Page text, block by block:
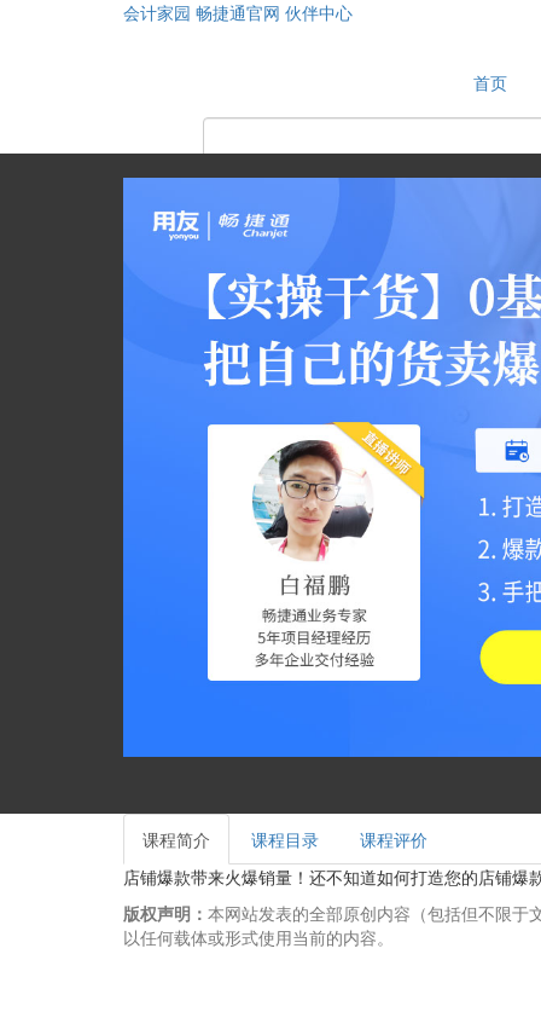
会计家园 畅捷通官网 伙伴中心
首页
课程简介 课程目录
课程评价
店铺爆款带来火爆销量！还不知道如何打造您的店铺
版权声明： 本网站发表的全部原创内容（包括但不限于
以任何载体或形式使用当前的内容。